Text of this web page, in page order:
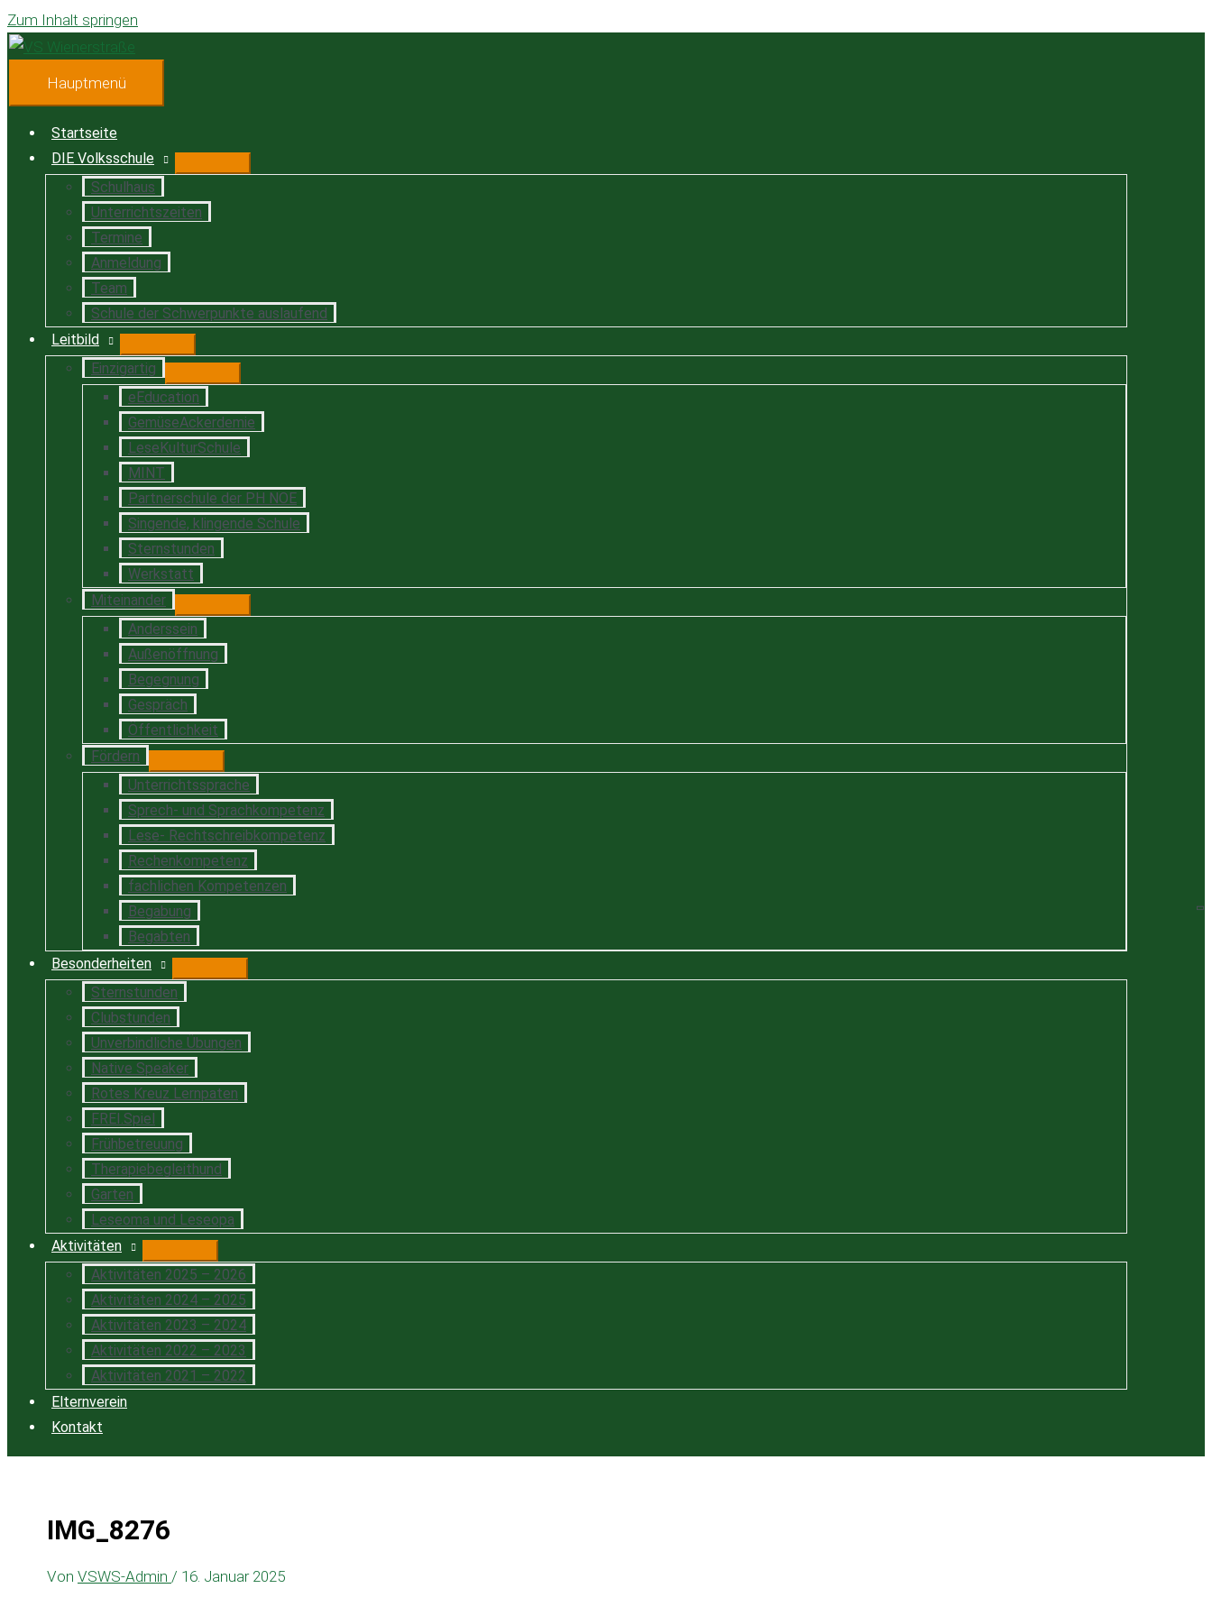
Zum Inhalt springen
Hauptmenü
Startseite
DIE Volksschule
Schulhaus
Unterrichtszeiten
Termine
Anmeldung
Team
Schule der Schwerpunkte auslaufend
Leitbild
Einzigartig
eEducation
GemüseAckerdemie
LeseKulturSchule
MINT
Partnerschule der PH NOE
Singende, klingende Schule
Sternstunden
Werkstatt
Miteinander
Anderssein
Außenöffnung
Begegnung
Gespräch
Öffentlichkeit
Fördern
Unterrichtssprache
Sprech- und Sprachkompetenz
Lese- Rechtschreibkompetenz
Rechenkompetenz
fachlichen Kompetenzen
Begabung
Begabten
Besonderheiten
Sternstunden
Clubstunden
Unverbindliche Übungen
Native Speaker
Rotes Kreuz Lernpaten
FREI.Spiel
Frühbetreuung
Therapiebegleithund
Garten
Leseoma und Leseopa
Aktivitäten
Aktivitäten 2025 – 2026
Aktivitäten 2024 – 2025
Aktivitäten 2023 – 2024
Aktivitäten 2022 – 2023
Aktivitäten 2021 – 2022
Elternverein
Kontakt
IMG_8276
Von VSWS-Admin / 16. Januar 2025